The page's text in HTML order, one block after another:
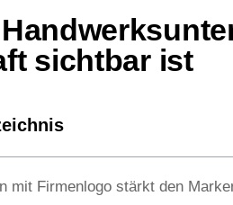
sichtbar ist
mit Firmenlogo stärkt den